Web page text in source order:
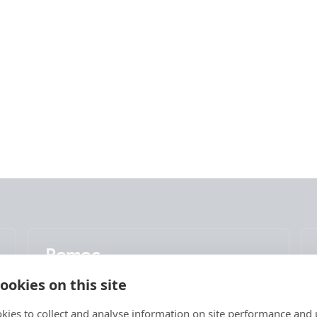
on this site
to collect and analyse information on site performance and
Pomoc
Sprawdź nasze zasoby pomocy technicznej lub
uzyskania odpowiedniego wsparcia, napraw lub